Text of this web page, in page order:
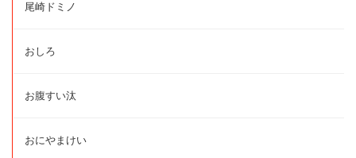
尾崎ドミノ
おしろ
お腹すい汰
おにやまけい